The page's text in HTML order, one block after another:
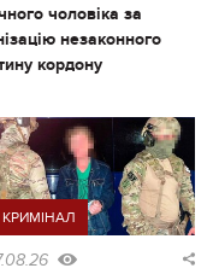
чоловіка за
незаконного
кордону
КРИМІНАЛ